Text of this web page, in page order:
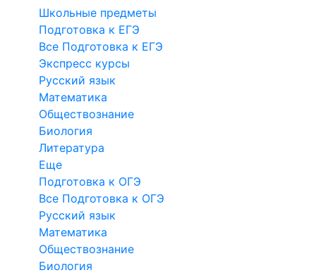
Школьные предметы
Подготовка к ЕГЭ
Все Подготовка к ЕГЭ
Экспресс курсы
Русский язык
Математика
Обществознание
Биология
Литература
Еще
Подготовка к ОГЭ
Все Подготовка к ОГЭ
Русский язык
Математика
Обществознание
Биология